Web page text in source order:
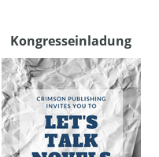
Kongresseinladung